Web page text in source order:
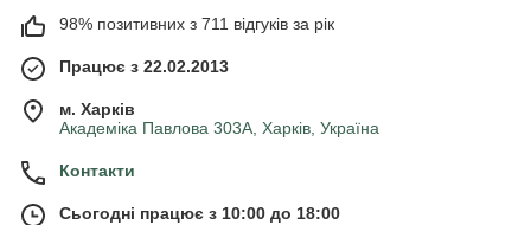
98% позитивних з 711 відгуків за рік
Працює з 22.02.2013
м. Харків
Академіка Павлова 303А, Харків, Україна
Контакти
Сьогодні працює з 10:00 до 18:00